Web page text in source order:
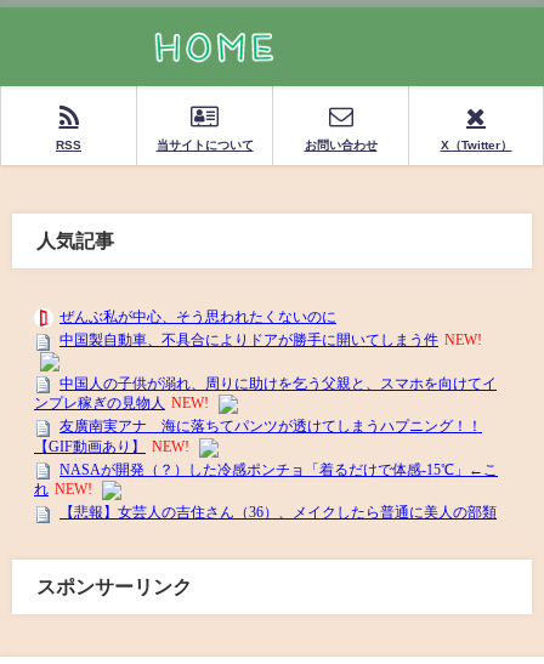
RSS 当サイトについて お問い合わせ X（Twitter）
人気記事
スポンサーリンク